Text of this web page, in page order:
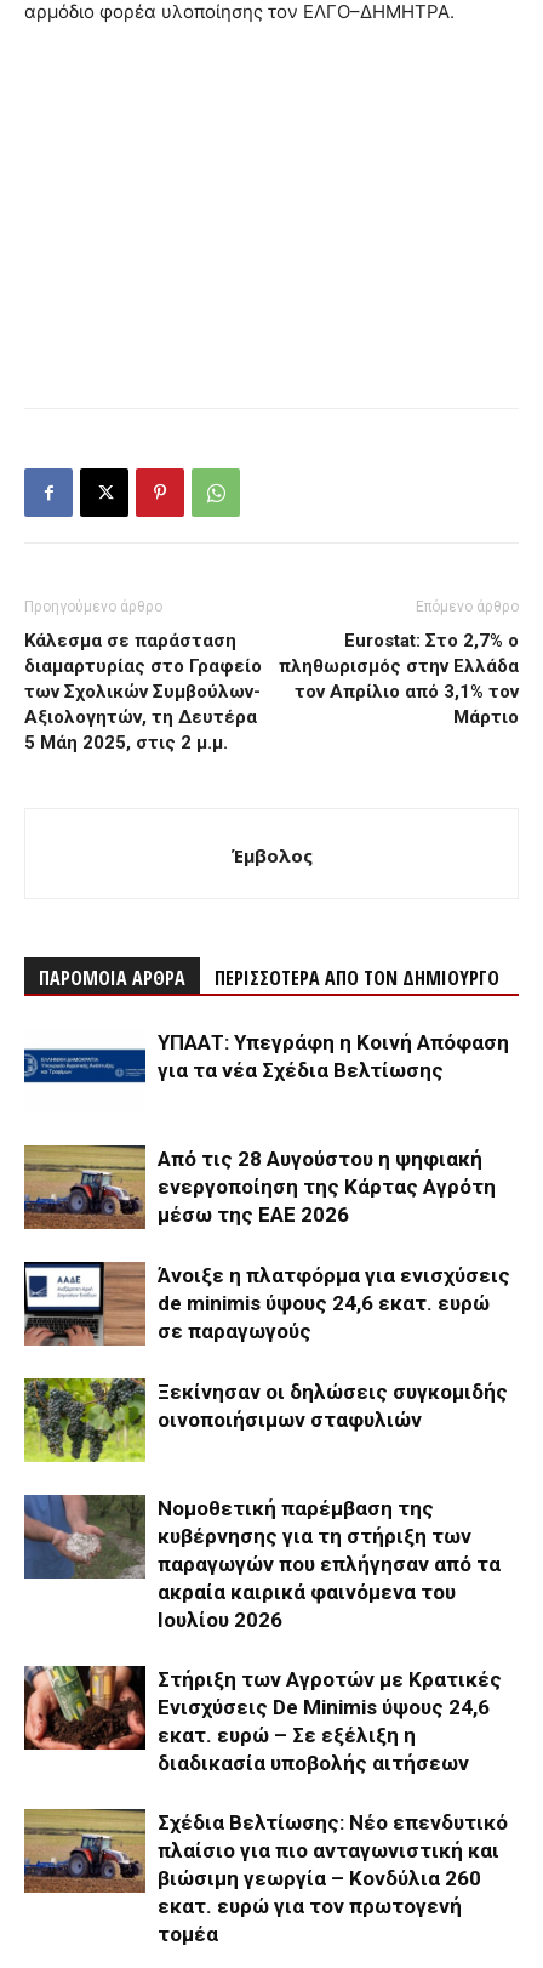
αρμόδιο φορέα υλοποίησης τον ΕΛΓΟ–ΔΗΜΗΤΡΑ.
Προηγούμενο άρθρο
Κάλεσμα σε παράσταση
διαμαρτυρίας στο Γραφείο
των Σχολικών Συμβούλων-
Αξιολογητών, τη Δευτέρα
5 Μάη 2025, στις 2 μ.μ.
Επόμενο άρθρο
Eurostat: Στο 2,7% ο
πληθωρισμός στην Ελλάδα
τον Απρίλιο από 3,1% τον
Μάρτιο
Έμβολος
ΠΑΡΟΜΟΙΑ ΑΡΘΡΑ ΠΕΡΙΣΣΟΤΕΡΑ ΑΠΟ ΤΟΝ ΔΗΜΙΟΥΡΓΟ
ΥΠΑΑΤ: Υπεγράφη η Κοινή Απόφαση
για τα νέα Σχέδια Βελτίωσης
Από τις 28 Αυγούστου η ψηφιακή
ενεργοποίηση της Κάρτας Αγρότη
μέσω της ΕΑΕ 2026
Άνοιξε η πλατφόρμα για ενισχύσεις
de minimis ύψους 24,6 εκατ. ευρώ
σε παραγωγούς
Ξεκίνησαν οι δηλώσεις συγκομιδής
οινοποιήσιμων σταφυλιών
Νομοθετική παρέμβαση της
κυβέρνησης για τη στήριξη των
παραγωγών που επλήγησαν από τα
ακραία καιρικά φαινόμενα του
Ιουλίου 2026
Στήριξη των Αγροτών με Κρατικές
Ενισχύσεις De Minimis ύψους 24,6
εκατ. ευρώ – Σε εξέλιξη η
διαδικασία υποβολής αιτήσεων
Σχέδια Βελτίωσης: Νέο επενδυτικό
πλαίσιο για πιο ανταγωνιστική και
βιώσιμη γεωργία – Κονδύλια 260
εκατ. ευρώ για τον πρωτογενή
τομέα